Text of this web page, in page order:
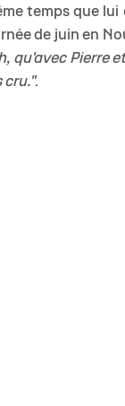
temps que lui
de juin en
qu'avec Pierre
cru.".